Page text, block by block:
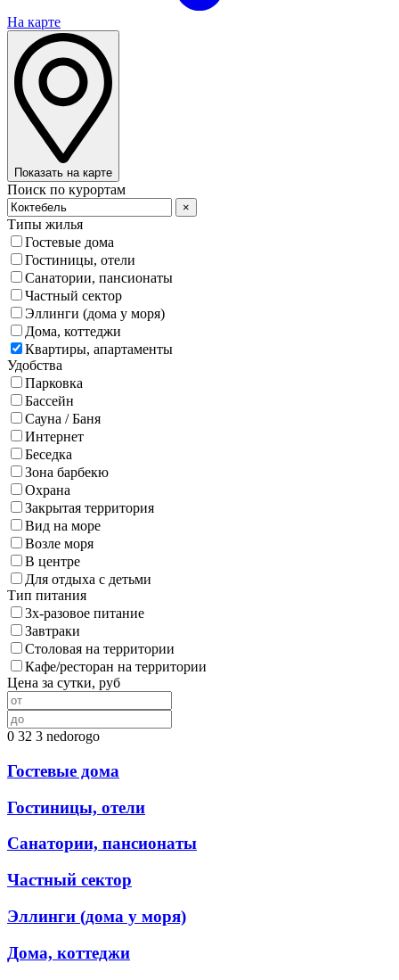
На карте
Показать на карте
Поиск по курортам
×
Типы жилья
Гостевые дома
Гостиницы, отели
Санатории, пансионаты
Частный сектор
Эллинги (дома у моря)
Дома, коттеджи
Квартиры, апартаменты
Удобства
Парковка
Бассейн
Сауна / Баня
Интернет
Беседка
Зона барбекю
Охрана
Закрытая территория
Вид на море
Возле моря
В центре
Для отдыха с детьми
Тип питания
3х-разовое питание
Завтраки
Столовая на территории
Кафе/ресторан на территории
Цена за сутки, руб
0 32 3 nedorogo
Гостевые дома
Гостиницы, отели
Санатории, пансионаты
Частный сектор
Эллинги (дома у моря)
Дома, коттеджи